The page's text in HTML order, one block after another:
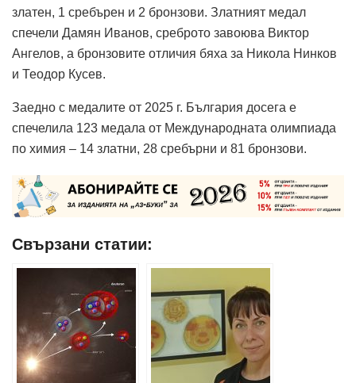
златен, 1 сребърен и 2 бронзови. Златният медал
спечели Дамян Иванов, среброто завоюва Виктор
Ангелов, а бронзовите отличия бяха за Никола Нинков
и Теодор Кусев.
Заедно с медалите от 2025 г. България досега е
спечелила 123 медала от Международната олимпиада
по химия – 14 златни, 28 сребърни и 81 бронзови.
Свързани статии: